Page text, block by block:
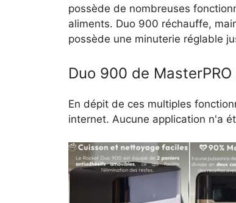
possède de nombreuses
aliments. Duo 900 réchauffe,
possède une minuterie réglable
Duo 900 de
En dépit de ces multiples
internet. Aucune application n'a